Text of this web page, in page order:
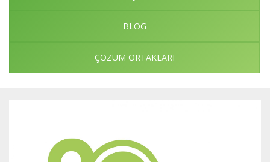
BLOG
ÇÖZÜM ORTAKLARI